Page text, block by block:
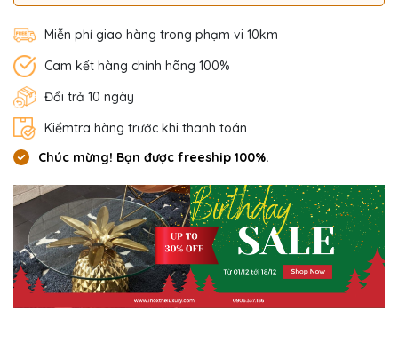
Miễn phí giao hàng trong phạm vi 10km
Cam kết hàng chính hãng 100%
Đổi trả 10 ngày
Kiểmtra hàng trước khi thanh toán
Chúc mừng! Bạn được freeship 100%.